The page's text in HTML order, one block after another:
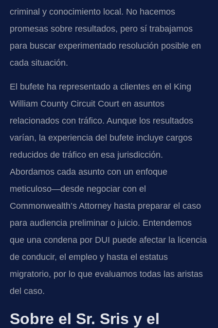
criminal y conocimiento local. No hacemos
promesas sobre resultados, pero sí trabajamos
para buscar experimentado resolución posible en
cada situación.
El bufete ha representado a clientes en el King
William County Circuit Court en asuntos
relacionados con tráfico. Aunque los resultados
varían, la experiencia del bufete incluye cargos
reducidos de tráfico en esa jurisdicción.
Abordamos cada asunto con un enfoque
meticuloso—desde negociar con el
Commonwealth’s Attorney hasta preparar el caso
para audiencia preliminar o juicio. Entendemos
que una condena por DUI puede afectar la licencia
de conducir, el empleo y hasta el estatus
migratorio, por lo que evaluamos todas las aristas
del caso.
Sobre el Sr. Sris y el